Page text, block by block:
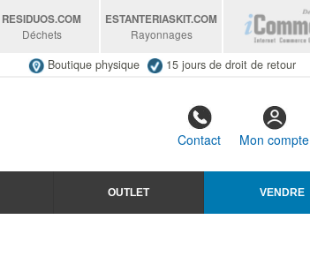
RESIDUOS.COM
Déchets
ESTANTERIASKIT.COM
Rayonnages
Boutique physique 15 jours de droit de retour
Contact Mon compte
OUTLET VENDRE